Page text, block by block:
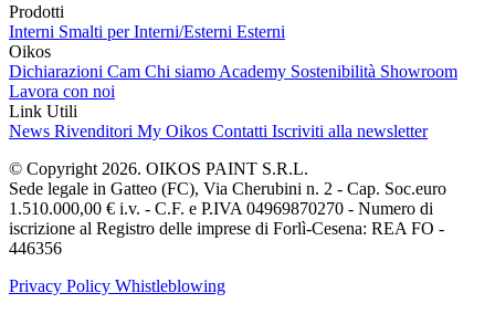
Prodotti
Interni Smalti per Interni/Esterni Esterni
Oikos
Dichiarazioni Cam Chi siamo Academy Sostenibilità Showroom
Lavora con noi
Link Utili
News Rivenditori My Oikos Contatti Iscriviti alla newsletter
© Copyright 2026. OIKOS PAINT S.R.L.
Sede legale in Gatteo (FC), Via Cherubini n. 2 - Cap. Soc.euro
1.510.000,00 € i.v. - C.F. e P.IVA 04969870270 - Numero di
iscrizione al Registro delle imprese di Forlì-Cesena: REA FO -
446356
Privacy Policy Whistleblowing